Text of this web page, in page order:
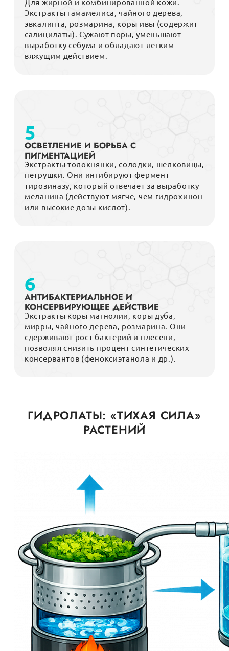
Экстракты гамамелиса, чайного дерева,
эвкалипта, розмарина, коры ивы (содержит
салицилаты). Сужают поры, уменьшают
выработку себума и обладают легким
вяжущим действием.
5
ОСВЕТЛЕНИЕ И БОРЬБА С
ПИГМЕНТАЦИЕЙ
Экстракты толокнянки, солодки, шелковицы,
петрушки. Они ингибируют фермент
тирозиназу, который отвечает за выработку
меланина (действуют мягче, чем гидрохинон
или высокие дозы кислот).
6
АНТИБАКТЕРИАЛЬНОЕ И
КОНСЕРВИРУЮЩЕЕ ДЕЙСТВИЕ
Экстракты коры магнолии, коры дуба,
мирры, чайного дерева, розмарина. Они
сдерживают рост бактерий и плесени,
позволяя снизить процент синтетических
консервантов (феноксиэтанола и др.).
ГИДРОЛАТЫ: «ТИХАЯ СИЛА»
РАСТЕНИЙ